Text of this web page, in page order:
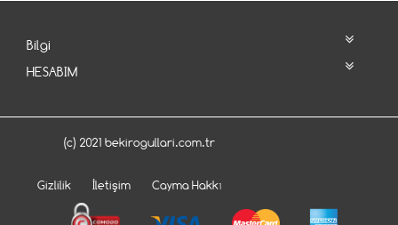
Bilgi
HESABIM
(c) 2021 bekirogullari.com.tr
Gizlilik İletişim Cayma Hakkı